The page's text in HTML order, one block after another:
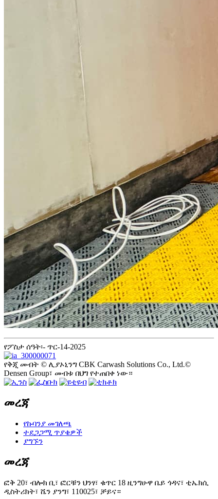
የፖስታ ሰዓት፡- ጥር-14-2025
የቅጂ መብት © ሊያኦኒንግ CBK Carwash Solutions Co., Ltd.©
Densen Group፣ መብቱ በህግ የተጠበቀ ነው።
መረጃ
የኩባንያ መገለጫ
ተደጋጋሚ ጥያቄዎች
ያግኙን
መረጃ
ፎቅ 20፣ ብሎክ ቢ፣ ፎርቹን ህንፃ፣ ቁጥር 18 ዚንግሁዋ ቤይ ጎዳና፣ ቲኤክሲ
ዲስትሪክት፣ ሼን ያንግ፣ 110025፣ ቻይና።